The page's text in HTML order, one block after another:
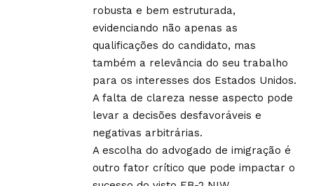
robusta e bem estruturada,
evidenciando não apenas as
qualificações do candidato, mas
também a relevância do seu trabalho
para os interesses dos Estados Unidos.
A falta de clareza nesse aspecto pode
levar a decisões desfavoráveis e
negativas arbitrárias.
A escolha do advogado de imigração é
outro fator crítico que pode impactar o